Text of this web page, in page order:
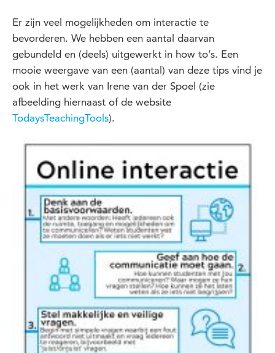
Er zijn veel mogelijkheden om interactie te
bevorderen. We hebben een aantal daarvan
gebundeld en (deels) uitgewerkt in how to’s. Een
mooie weergave van een (aantal) van deze tips vind je
ook in het werk van Irene van der Spoel (zie
afbeelding hiernaast of de website
TodaysTeachingTools).